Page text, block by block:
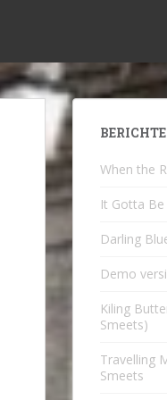
When the
It Gotta
Darling
Demo
Kiling
Smeets)
Travelling
Smeets